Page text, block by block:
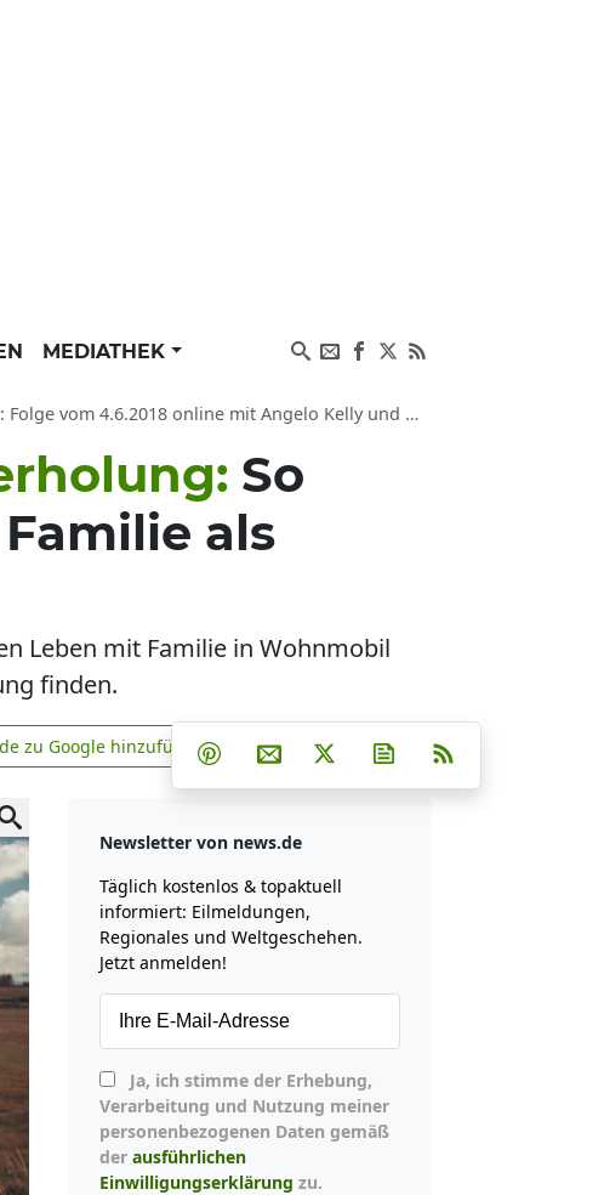
MEDIATHEK
online mit Angelo Kelly und Mallorca-Jens Büchner
So
als
Leben mit Familie in Wohnmobil
finden.
news.de zu Google hinzufügen
zu Google hinzufügen Teilen auf Facebook
Teilen auf Whatsapp
Teilen auf Telegram
Teilen auf Pinterest
Per E-Mail teilen
Post auf XNewsletter
Newsletter von news.de
Täglich kostenlos & topaktuell
informiert: Eilmeldungen,
Regionales und Weltgeschehen.
Jetzt anmelden!
Verarbeitung und Nutzung meiner
personenbezogenen Daten gemäß
der ausführlichen
Einwilligungserklärung zu.